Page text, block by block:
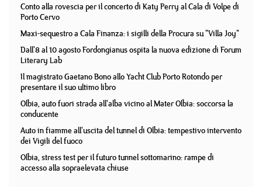
Conto alla rovescia per il concerto di Katy Perry al Cala di Volpe di
Porto Cervo
Maxi-sequestro a Cala Finanza: i sigilli della Procura su "Villa Joy"
Dall'8 al 10 agosto Fordongianus ospita la nuova edizione di Forum
Literary Lab
Il magistrato Gaetano Bono allo Yacht Club Porto Rotondo per
presentare il suo ultimo libro
Olbia, auto fuori strada all'alba vicino al Mater Olbia: soccorsa la
conducente
Auto in fiamme all'uscita del tunnel di Olbia: tempestivo intervento
dei Vigili del fuoco
Olbia, stress test per il futuro tunnel sottomarino: rampe di
accesso alla sopraelevata chiuse